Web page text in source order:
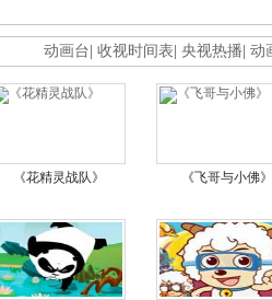
动画台 收视时间表 央视热播 动
《花精灵战队》 《飞哥与小佛》